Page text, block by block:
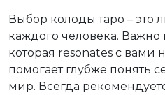
Выбор колоды таро – это
каждого человека. Важно
которая resonates с вами
помогает глубже понять
мир. Всегда